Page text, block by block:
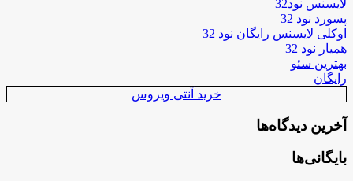
لایسنس نود32
پسورد نود 32
اوکلی لایسنس رایگان نود 32
همیار نود 32
بهترین سئو
رایگان
خرید آنتی ویروس
آخرین دیدگاه‌ها
بایگانی‌ها